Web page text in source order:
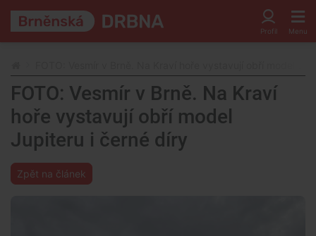
FOTO: Vesmír v Brně. Na Kraví
hoře vystavují obří model
Jupiteru i černé díry
Zpět na článek